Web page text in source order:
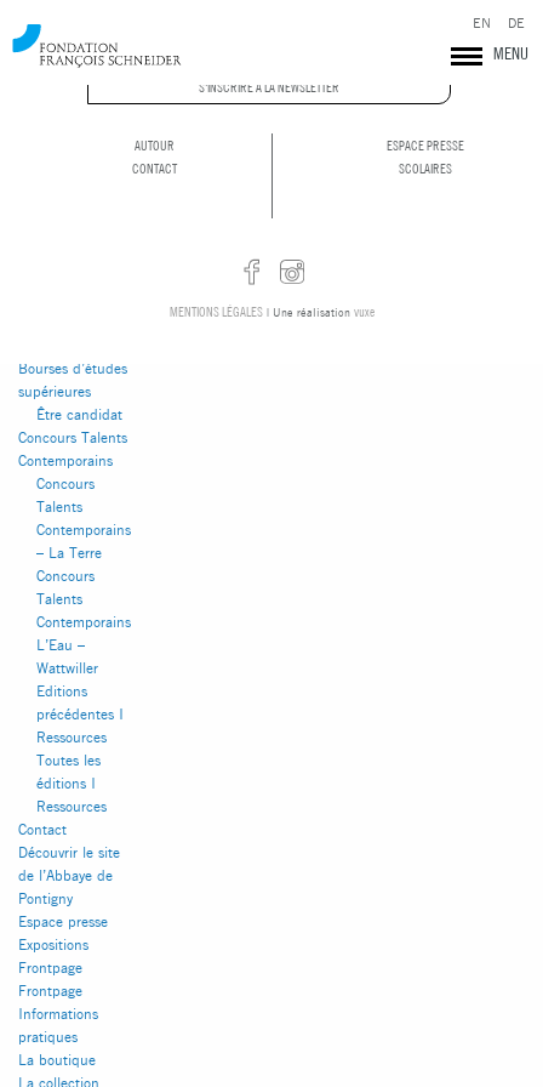
Fondation François Schneider
MENU
EN DE
Vous parcourez
Bourses d’études
supérieures
Être candidat
Concours Talents
Contemporains
Concours
Talents
Contemporains
– La Terre
Concours
Talents
Contemporains
L’Eau –
Wattwiller
Editions
précédentes I
Ressources
Toutes les
éditions I
Ressources
Contact
Découvrir le site
de l’Abbaye de
Pontigny
Espace presse
Expositions
Frontpage
Frontpage
Informations
pratiques
La boutique
La collection
S'INSCRIRE À LA NEWSLETTER
AUTOUR
CONTACT
ESPACE PRESSE
SCOLAIRES
MENTIONS LÉGALES| Une réalisation vuxe